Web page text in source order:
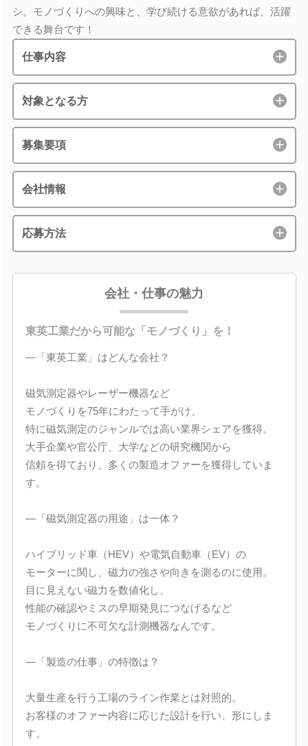
シ。モノづくりへの興味と、学び続ける意欲があれば、活躍
できる舞台です！
仕事内容
対象となる方
募集要項
会社情報
応募方法
会社・仕事の魅力
東英工業だから可能な「モノづくり」を！
―「東英工業」はどんな会社？
磁気測定器やレーザー機器など
モノづくりを75年にわたって手がけ、
特に磁気測定のジャンルでは高い業界シェアを獲得。
大手企業や官公庁、大学などの研究機関から
信頼を得ており、多くの製造オファーを獲得していま
す。
―「磁気測定器の用途」は一体？
ハイブリッド車（HEV）や電気自動車（EV）の
モーターに関し、磁力の強さや向きを測るのに使用。
目に見えない磁力を数値化し、
性能の確認やミスの早期発見につなげるなど
モノづくりに不可欠な計測機器なんです。
―「製造の仕事」の特徴は？
大量生産を行う工場のライン作業とは対照的。
お客様のオファー内容に応じた設計を行い、形にしま
す。